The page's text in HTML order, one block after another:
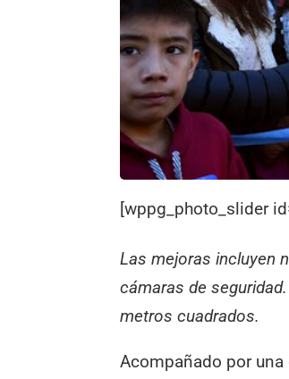
[wppg_photo_slider
Las mejoras incluyen
cámaras de
metros cuadrados.
Acompañado por